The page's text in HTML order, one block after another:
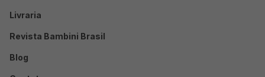
Livraria
Revista Bambini Brasil
Blog